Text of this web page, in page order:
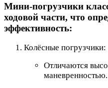
Мини-погрузчики
ходовой части, что
эффективность:
Колёсные погрузчики:
Отличаются
маневренностью.